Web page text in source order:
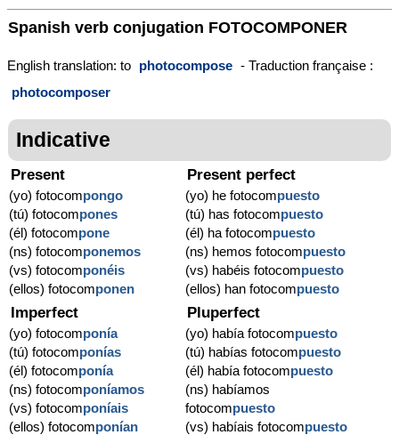
Spanish verb conjugation FOTOCOMPONER
English translation: to photocompose - Traduction française :
photocomposer
Indicative
Present
(yo) fotocompongo
(tú) fotocompones
(él) fotocompone
(ns) fotocomponemos
(vs) fotocomponéis
(ellos) fotocomponen
Present perfect
(yo) he fotocompuesto
(tú) has fotocompuesto
(él) ha fotocompuesto
(ns) hemos fotocompuesto
(vs) habéis fotocompuesto
(ellos) han fotocompuesto
Imperfect
(yo) fotocomponía
(tú) fotocomponías
(él) fotocomponía
(ns) fotocomponíamos
(vs) fotocomponíais
(ellos) fotocomponían
Pluperfect
(yo) había fotocompuesto
(tú) habías fotocompuesto
(él) había fotocompuesto
(ns) habíamos
fotocompuesto
(vs) habíais fotocompuesto